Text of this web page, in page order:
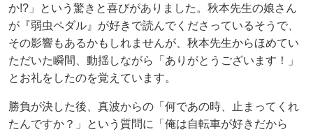
か!?」という驚きと喜びがありました。秋本先生の娘さん
が『弱虫ペダル』が好きで読んでくださっているそうで、
その影響もあるかもしれませんが、秋本先生からほめてい
ただいた瞬間、動揺しながら「ありがとうございます！」
とお礼をしたのを覚えています。
勝負が決した後、真波からの「何であの時、止まってくれ
たんですか？」という質問に「俺は自転車が好きだから